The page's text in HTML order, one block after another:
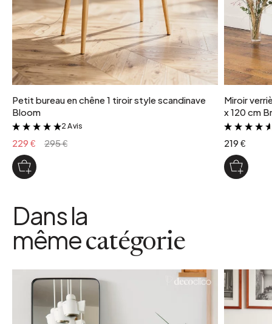
Petit bureau en chêne 1 tiroir style scandinave
Bloom
&
2 Avis
229 € 295 €
Miroir
x 120 cm
219 €
Dans la
mêmecatégorie